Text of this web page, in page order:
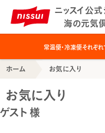
ニッスイ公
海の元気
常温便・冷凍便それぞれ
ホーム お気に入り
お気に入り
ゲスト 様